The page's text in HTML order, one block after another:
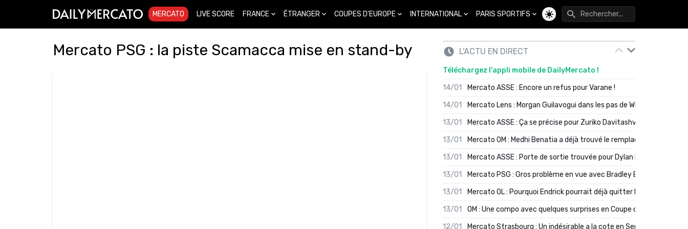
MERCATO LIVE SCORE FRANCE ÉTRANGER COUPES D'EUROPE INTERNATIONAL PARIS SPORTIFS
Changer de thème
Mercato PSG : la piste Scamacca mise en stand-by L'ACTU EN DIRECT
Téléchargez l'appli mobile de DailyMercato !
14/01
Mercato ASSE : Encore un refus pour Varane !
14/01
Mercato Lens : Morgan Guilavogui dans les pas de Will Still ?
13/01
Mercato ASSE : Ça se précise pour Zuriko Davitashvili
13/01
Mercato OM : Medhi Benatia a déjà trouvé le remplaçant de Robinio
13/01
Mercato ASSE : Porte de sortie trouvée pour Dylan Batubinsika
13/01
Mercato PSG : Gros problème en vue avec Bradley Barcola ?
13/01
Mercato OL : Pourquoi Endrick pourrait déjà quitter Lyon en janvier
13/01
OM : Une compo avec quelques surprises en Coupe de France
12/01
Mercato Strasbourg : Un indésirable a la cote en Serie A